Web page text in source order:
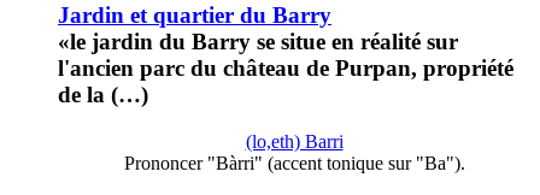
Jardin et quartier du Barry
«le jardin du Barry se situe en réalité sur
l'ancien parc du château de Purpan, propriété
de la (…)
(lo,eth) Barri
Prononcer "Bàrri" (accent tonique sur "Ba").